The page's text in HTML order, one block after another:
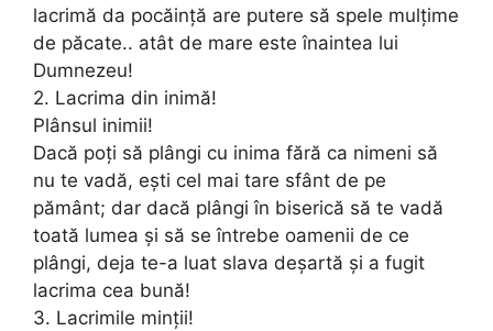
lacrimă da pocăință are putere să spele mulțime
de păcate.. atât de mare este înaintea lui
Dumnezeu!
2. Lacrima din inimă!
Plânsul inimii!
Dacă poți să plângi cu inima fără ca nimeni să
nu te vadă, ești cel mai tare sfânt de pe
pământ; dar dacă plângi în biserică să te vadă
toată lumea și să se întrebe oamenii de ce
plângi, deja te-a luat slava deșartă și a fugit
lacrima cea bună!
3. Lacrimile minții!